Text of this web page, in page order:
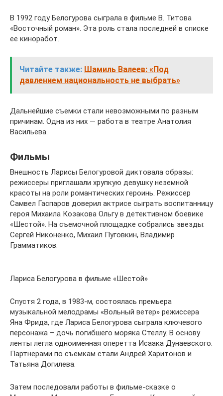
В 1992 году Белогурова сыграла в фильме В. Титова
«Восточный роман». Эта роль стала последней в списке
ее киноработ.
Читайте также: Шамиль Валеев: «Под
давлением национальность не выбрать»
Дальнейшие съемки стали невозможными по разным
причинам. Одна из них — работа в театре Анатолия
Васильева.
Фильмы
Внешность Ларисы Белогуровой диктовала образы:
режиссеры приглашали хрупкую девушку неземной
красоты на роли романтических героинь. Режиссер
Самвел Гаспаров доверил актрисе сыграть воспитанницу
героя Михаила Козакова Ольгу в детективном боевике
«Шестой». На съемочной площадке собрались звезды:
Сергей Никоненко, Михаил Пуговкин, Владимир
Грамматиков.
Лариса Белогурова в фильме «Шестой»
Спустя 2 года, в 1983-м, состоялась премьера
музыкальной мелодрамы «Вольный ветер» режиссера
Яна Фрида, где Лариса Белогурова сыграла ключевого
персонажа – дочь погибшего моряка Стеллу. В основу
ленты легла одноименная оперетта Исаака Дунаевского.
Партнерами по съемкам стали Андрей Харитонов и
Татьяна Догилева.
Затем последовали работы в фильме-сказке о